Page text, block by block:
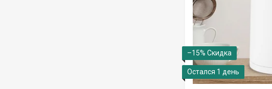
–15%
Остался 1 день